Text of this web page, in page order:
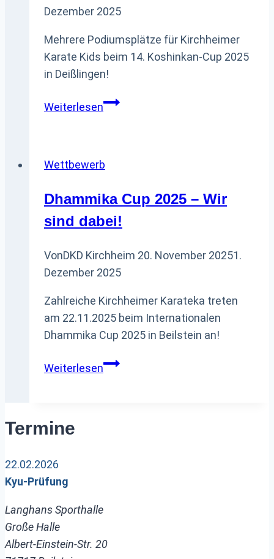
Dezember 2025
Mehrere Podiumsplätze für Kirchheimer
Karate Kids beim 14. Koshinkan-Cup 2025
in Deißlingen!
WeiterlesenKoshinkan-
Platzierungen
Wettbewerb
Dhammika Cup 2025 – Wir
sind dabei!
VonDKD Kirchheim 20. November 20251.
Dezember 2025
Zahlreiche Kirchheimer Karateka treten
am 22.11.2025 beim Internationalen
Dhammika Cup 2025 in Beilstein an!
WeiterlesenDhammika
Termine
22.02.2026
Kyu-Prüfung
Langhans Sporthalle
Große Halle
Albert-Einstein-Str. 20